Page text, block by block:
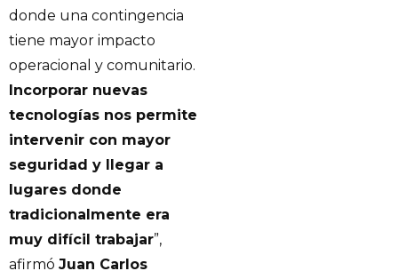
donde una contingencia
tiene mayor impacto
operacional y comunitario.
Incorporar nuevas
tecnologías nos permite
intervenir con mayor
seguridad y llegar a
lugares donde
tradicionalmente era
muy difícil trabajar”,
afirmó Juan Carlos